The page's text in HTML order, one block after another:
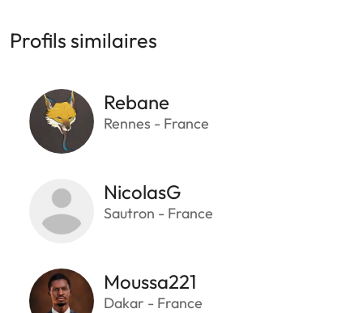
Profils similaires
Rebane
Rennes - France
NicolasG
Sautron - France
Moussa221
Dakar - France